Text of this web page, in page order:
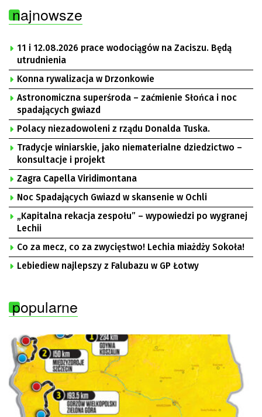
najnowsze
11 i 12.08.2026 prace wodociągów na Zaciszu. Będą
utrudnienia
Konna rywalizacja w Drzonkowie
Astronomiczna superśroda – zaćmienie Słońca i noc
spadających gwiazd
Polacy niezadowoleni z rządu Donalda Tuska.
Tradycje winiarskie, jako niematerialne dziedzictwo –
konsultacje i projekt
Zagra Capella Viridimontana
Noc Spadających Gwiazd w skansenie w Ochli
„Kapitalna rekacja zespołu” – wypowiedzi po wygranej
Lechii
Co za mecz, co za zwycięstwo! Lechia miażdży Sokoła!
Lebiediew najlepszy z Falubazu w GP Łotwy
popularne